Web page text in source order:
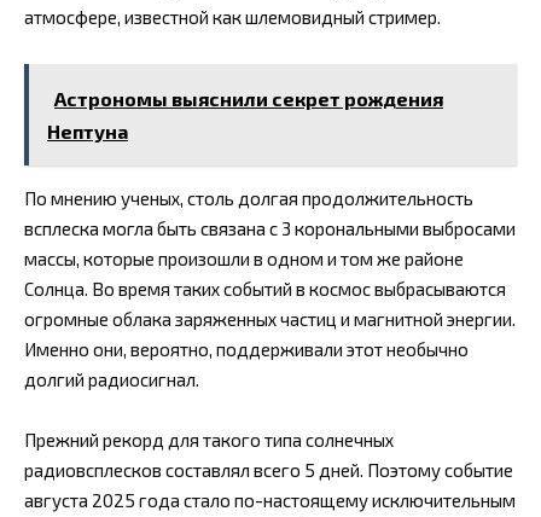
атмосфере, известной как шлемовидный стример.
Астрономы выяснили секрет рождения
Нептуна
По мнению ученых, столь долгая продолжительность
всплеска могла быть связана с 3 корональными выбросами
массы, которые произошли в одном и том же районе
Солнца. Во время таких событий в космос выбрасываются
огромные облака заряженных частиц и магнитной энергии.
Именно они, вероятно, поддерживали этот необычно
долгий радиосигнал.
Прежний рекорд для такого типа солнечных
радиовсплесков составлял всего 5 дней. Поэтому событие
августа 2025 года стало по-настоящему исключительным